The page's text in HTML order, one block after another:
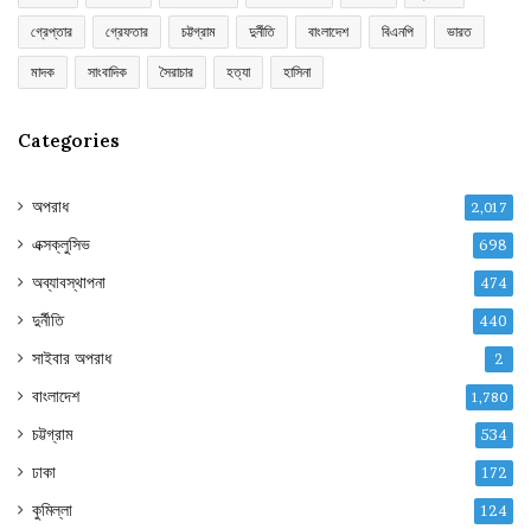
গ্রেপ্তার গ্রেফতার চট্টগ্রাম দুর্নীতি বাংলাদেশ বিএনপি ভারত
মাদক সাংবাদিক সৈরাচার হত্যা হাসিনা
Categories
অপরাধ 2,017
এক্সক্লুসিভ 698
অব্যাবস্থাপনা 474
দুর্নীতি 440
সাইবার অপরাধ 2
বাংলাদেশ 1,780
চট্টগ্রাম 534
ঢাকা 172
কুমিল্লা 124